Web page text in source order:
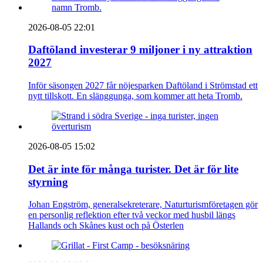
2026-08-05 22:01
Daftöland investerar 9 miljoner i ny attraktion
2027
Inför säsongen 2027 får nöjesparken Daftöland i Strömstad ett
nytt tillskott. En slänggunga, som kommer att heta Tromb.
2026-08-05 15:02
Det är inte för många turister. Det är för lite
styrning
Johan Engström, generalsekreterare, Naturturismföretagen gör
en personlig reflektion efter två veckor med husbil längs
Hallands och Skånes kust och på Österlen